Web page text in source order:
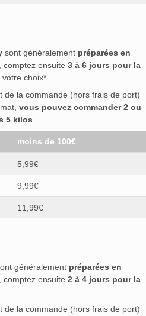
sont généralement préparées en
comptez ensuite 3 à 6 jours pour la
choix*.
de la commande (hors frais de port)
vous pouvez commander 2 ou
5 kilos.
moins de 100€
5,99€
9,99€
11,99€
généralement préparées en
comptez ensuite 2 à 4 jours pour la
de la commande (hors frais de port)